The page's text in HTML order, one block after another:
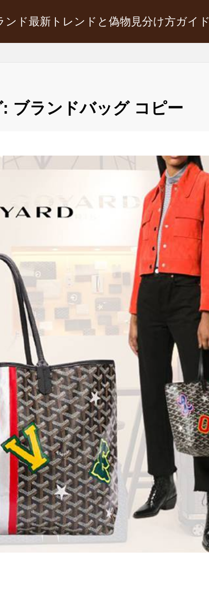
ド最新トレンドと偽物見分け方ガイド
ブランドバッグ コピー